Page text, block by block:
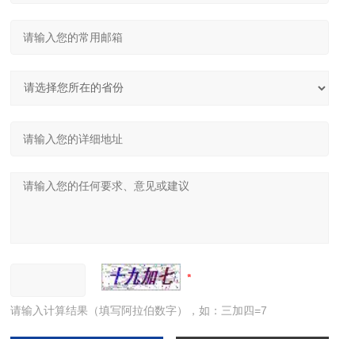
请输入计算结果（填写阿拉伯数字），如：三加四=7